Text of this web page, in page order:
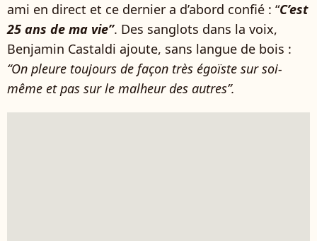
ami en direct et ce dernier a d’abord confié : “C’est
25 ans de ma vie”. Des sanglots dans la voix,
Benjamin Castaldi ajoute, sans langue de bois :
“On pleure toujours de façon très égoïste sur soi-
même et pas sur le malheur des autres”.